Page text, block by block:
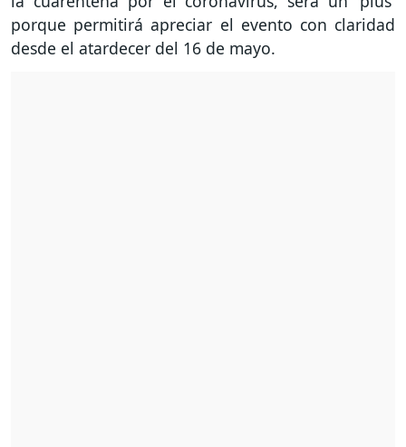
porque permitirá apreciar el evento con claridad
desde el atardecer del 16 de mayo.